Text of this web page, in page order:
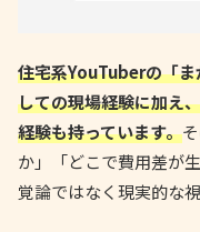
住宅系YouTuberの「
しての現場経験に加え
経験も持っています。
か」「どこで費用差が
覚論ではなく現実的な